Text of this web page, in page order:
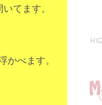
てます。
かべます。